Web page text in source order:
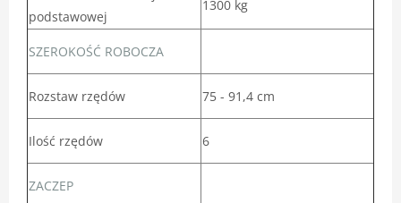
podstawowej
1300 kg
SZEROKOŚĆ ROBOCZA
Rozstaw rzędów 75 - 91,4 cm
Ilość rzędów 6
ZACZEP